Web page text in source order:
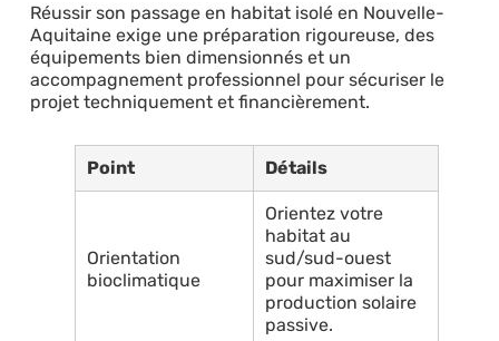
Réussir son passage en habitat isolé en Nouvelle-
Aquitaine exige une préparation rigoureuse, des
équipements bien dimensionnés et un
accompagnement professionnel pour sécuriser le
projet techniquement et financièrement.
Point Détails
Orientation
bioclimatique
Orientez votre
habitat au
sud/sud-ouest
pour maximiser la
production solaire
passive.